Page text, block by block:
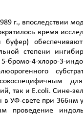
г., впоследствии
время
степени
4-хлоро-3-
так и E.coli. Сине-
свете при 366нм
проведение